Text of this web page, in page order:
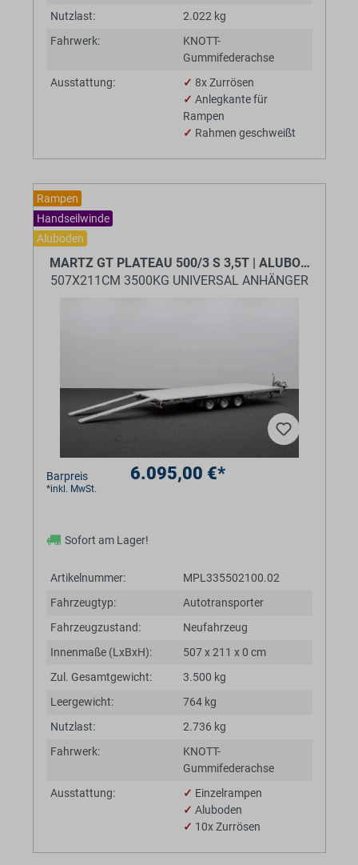
Nutzlast:
2.022 kg
Fahrwerk:
KNOTT-
Gummifederachse
Ausstattung:
✓ 8x Zurrösen
✓ Anlegkante für
Rampen
✓ Rahmen geschweißt
Rampen
Handseilwinde
Aluboden
MARTZ GT PLATEAU 500/3 S 3,5T | ALUBODEN
507X211CM 3500KG UNIVERSAL ANHÄNGER
Barpreis 6.095,00 €*
*inkl. MwSt.
Sofort am Lager!
Artikelnummer:
MPL335502100.02
Fahrzeugtyp:
Autotransporter
Fahrzeugzustand:
Neufahrzeug
Innenmaße (LxBxH):
507 x 211 x 0 cm
Zul. Gesamtgewicht:
3.500 kg
Leergewicht:
764 kg
Nutzlast:
2.736 kg
Fahrwerk:
KNOTT-
Gummifederachse
Ausstattung:
✓ Einzelrampen
✓ Aluboden
✓ 10x Zurrösen